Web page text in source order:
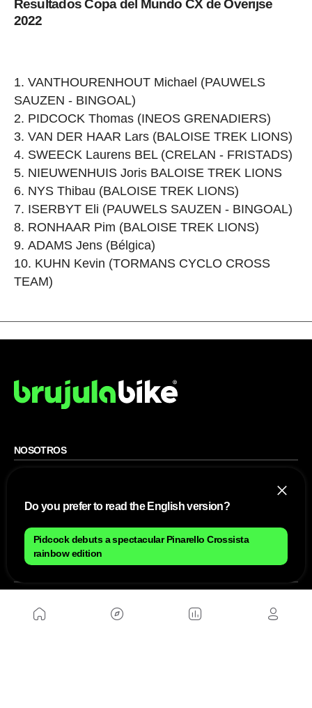
Resultados Copa del Mundo CX de Overijse
2022
VANTHOURENHOUT Michael (PAUWELS
SAUZEN - BINGOAL)
PIDCOCK Thomas (INEOS GRENADIERS)
VAN DER HAAR Lars (BALOISE TREK LIONS)
SWEECK Laurens BEL (CRELAN - FRISTADS)
NIEUWENHUIS Joris BALOISE TREK LIONS
NYS Thibau (BALOISE TREK LIONS)
ISERBYT Eli (PAUWELS SAUZEN - BINGOAL)
RONHAAR Pim (BALOISE TREK LIONS)
ADAMS Jens (Bélgica)
KUHN Kevin (TORMANS CYCLO CROSS
TEAM)
NOSOTROS
Anúnciate con nosotros
Política de cookies
Contacto
Trabaja con nosotros
Do you prefer to read the English version?
Pidcock debuts a spectacular Pinarello Crossista
rainbow edition